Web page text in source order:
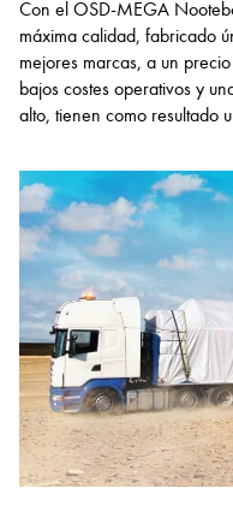
Con el OSD-MEGA
máxima calidad, fabricado
mejores marcas, a un
bajos costes operativos y
alto, tienen como resultado